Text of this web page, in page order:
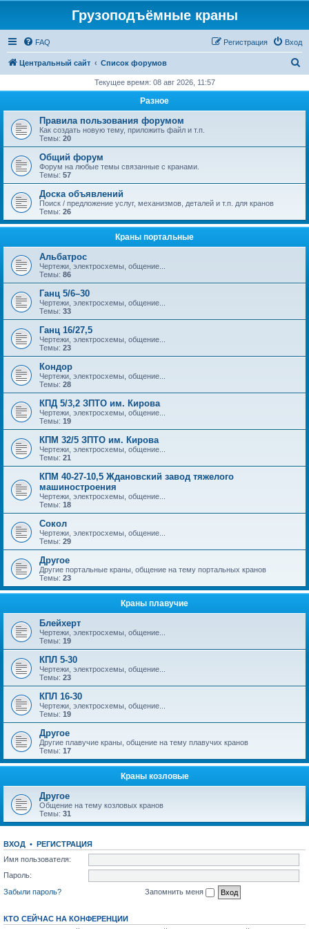
Грузоподъёмные краны
FAQ Вход
Регистрация
Центральный сайт Список форумов
с
Текущее время: 08 авг 2026, 11:57
Разное
Правила пользования форумом
Как создать новую тему, приложить файл и т.п.
Темы: 20
Общий форум
Форум на любые темы связанные с кранами.
Темы: 57
Доска объявлений
Поиск / предложение услуг, механизмов, деталей и т.п. для кранов
Темы: 26
Краны портальные
Альбатрос
Чертежи, электросхемы, общение...
Темы: 86
Ганц 5/6–30
Чертежи, электросхемы, общение...
Темы: 33
Ганц 16/27,5
Чертежи, электросхемы, общение...
Темы: 23
Кондор
Чертежи, электросхемы, общение...
Темы: 28
КПД 5/3,2 ЗПТО им. Кирова
Чертежи, электросхемы, общение...
Темы: 19
КПМ 32/5 ЗПТО им. Кирова
Чертежи, электросхемы, общение...
Темы: 21
КПМ 40-27-10,5 Ждановский завод тяжелого
машиностроения
Чертежи, электросхемы, общение...
Темы: 18
Сокол
Чертежи, электросхемы, общение...
Темы: 29
Другое
Другие портальные краны, общение на тему портальных кранов
Темы: 23
Краны плавучие
Блейхерт
Чертежи, электросхемы, общение...
Темы: 19
КПЛ 5-30
Чертежи, электросхемы, общение...
Темы: 23
КПЛ 16-30
Чертежи, электросхемы, общение...
Темы: 19
Другое
Другие плавучие краны, общение на тему плавучих кранов
Темы: 17
Краны козловые
Другое
Общение на тему козловых кранов
Темы: 31
ВХОД • РЕГИСТРАЦИЯ
Имя пользователя:
Пароль:
Забыли пароль?
Запомнить меня
КТО СЕЙЧАС НА КОНФЕРЕНЦИИ